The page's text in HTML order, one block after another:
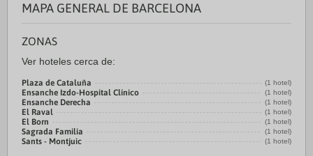
MAPA GENERAL DE BARCELONA
ZONAS
Ver hoteles cerca de:
Plaza de Cataluña (1 hotel)
Ensanche Izdo-Hospital Clínico (1 hotel)
Ensanche Derecha (1 hotel)
El Raval (1 hotel)
El Born (1 hotel)
Sagrada Familia (1 hotel)
Sants - Montjuic (1 hotel)